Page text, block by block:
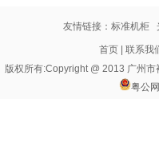
友情链接： 标准机柜
首页| 联系我
版权所有:Copyright @ 2013 广州
粤公